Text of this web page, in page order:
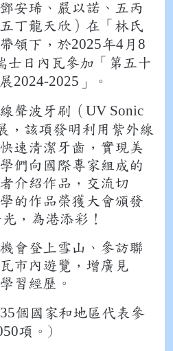
安琋、嚴以諾、五丙
丁龍天欣）在「林氏
領下，於2025年4 月 8
士日內瓦參加「第五十
2024-2025 」。
聲波牙刷（ UV Sonic
，該項發明利用紫外線
速清潔牙齒，實現美
們向國際專家組成的
介紹作品，交流切
的作品榮獲大會頒發
，為港添彩！
會登上雪山、參訪聯
市內遊覽，增廣見
習經歷。
35個國家和地區代表參
項。)